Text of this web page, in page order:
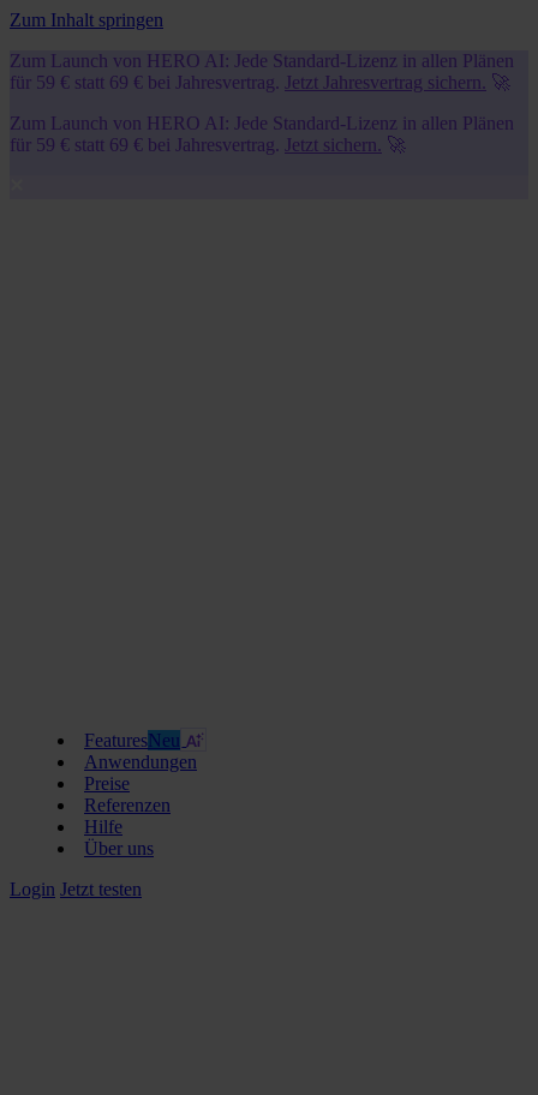
Zum Inhalt springen
Zum Launch von HERO AI: Jede Standard-Lizenz in allen Plänen
für 59 € statt 69 € bei Jahresvertrag. Jetzt Jahresvertrag sichern. 🚀
Zum Launch von HERO AI: Jede Standard-Lizenz in allen Plänen
für 59 € statt 69 € bei Jahresvertrag. Jetzt sichern. 🚀
FeaturesNeu
Anwendungen
Preise
Referenzen
Hilfe
Über uns
Login Jetzt testen